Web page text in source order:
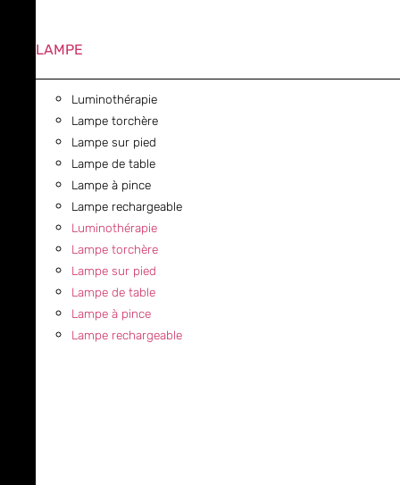
LAMPE
Luminothérapie
Lampe torchère
Lampe sur pied
Lampe de table
Lampe à pince
Lampe rechargeable
Luminothérapie
Lampe torchère
Lampe sur pied
Lampe de table
Lampe à pince
Lampe rechargeable